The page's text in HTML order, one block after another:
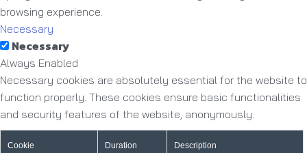
browsing experience.
Necessary
Necessary
Always Enabled
Necessary cookies are absolutely essential for the website to
function properly. These cookies ensure basic functionalities
and security features of the website, anonymously.
Cookie Duration Description